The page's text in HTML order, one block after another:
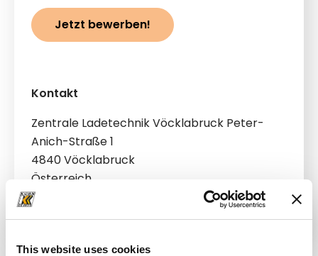
This website uses cookies
Jetzt bewerben!
Kontakt
Zentrale Ladetechnik Vöcklabruck Peter-
Anich-Straße 1
4840 Vöcklabruck
Österreich
oder direkt per Mail an
karriere-lt@kuhn.at